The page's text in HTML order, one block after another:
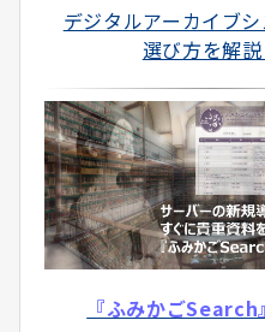
デジタルアーカイブ
選び方を解説
『ふみかごSearch